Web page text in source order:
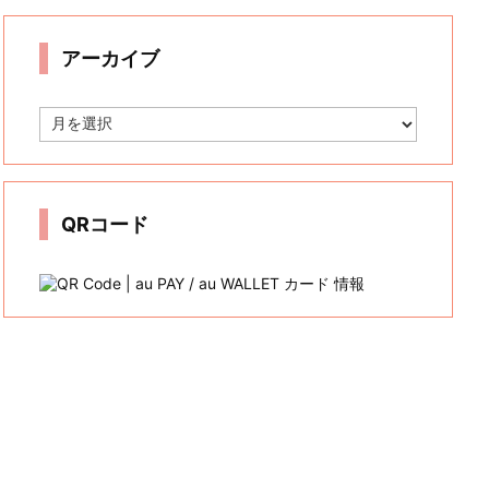
リ
アーカイブ
ー
イ
QRコード